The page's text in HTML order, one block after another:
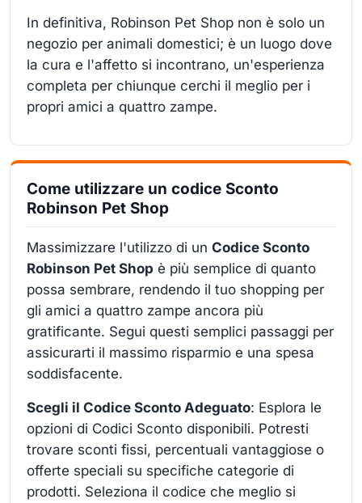
In definitiva, Robinson Pet Shop non è solo un
negozio per animali domestici; è un luogo dove
la cura e l'affetto si incontrano, un'esperienza
completa per chiunque cerchi il meglio per i
propri amici a quattro zampe.
Come utilizzare un codice Sconto
Robinson Pet Shop
Massimizzare l'utilizzo di un Codice Sconto
Robinson Pet Shop è più semplice di quanto
possa sembrare, rendendo il tuo shopping per
gli amici a quattro zampe ancora più
gratificante. Segui questi semplici passaggi per
assicurarti il massimo risparmio e una spesa
soddisfacente.
Scegli il Codice Sconto Adeguato: Esplora le
opzioni di Codici Sconto disponibili. Potresti
trovare sconti fissi, percentuali vantaggiose o
offerte speciali su specifiche categorie di
prodotti. Seleziona il codice che meglio si